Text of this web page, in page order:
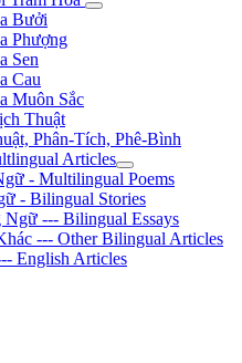
Bưởi
Phượng
Sen
Cau
Muôn Sắc
Thuật
Phân-Tích, Phê-Bình
Articles
- Multilingual Poems
- Bilingual Stories
Ngữ --- Bilingual Essays
--- Other Bilingual Articles
English Articles